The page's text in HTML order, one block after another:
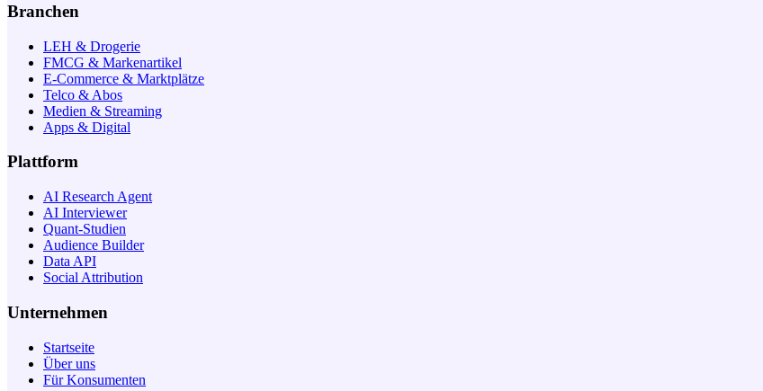
Branchen
LEH & Drogerie
FMCG & Markenartikel
E-Commerce & Marktplätze
Telco & Abos
Medien & Streaming
Apps & Digital
Plattform
AI Research Agent
AI Interviewer
Quant-Studien
Audience Builder
Data API
Social Attribution
Unternehmen
Startseite
Über uns
Für Konsumenten